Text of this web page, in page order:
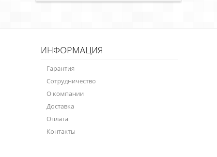
ИНФОРМАЦИЯ
Гарантия
Сотрудничество
О компании
Доставка
Оплата
Контакты